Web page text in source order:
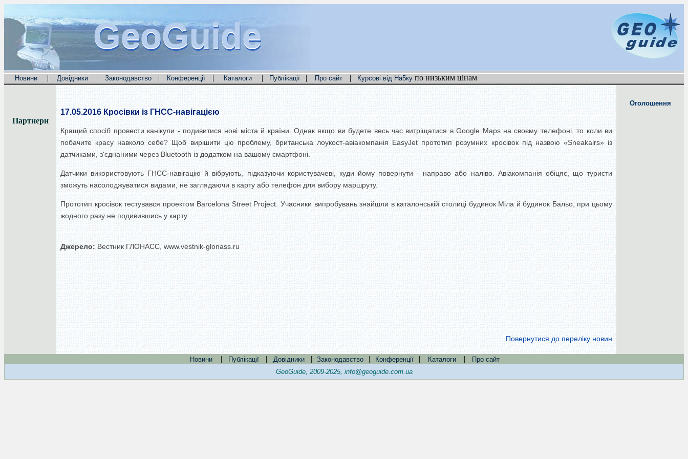
GeoGuide
GeoGuide
GeoGuide
Новини | Довідники | Законодавство | Конференції | Каталоги | Публікації | Про сайт | Курсові від На5ку по низьким цінам
Партнери
17.05.2016 Кросівки із ГНСС-навігацією
Кращий спосіб провести канікули - подивитися нові міста й країни. Однак якщо ви будете весь час витріщатися в Google Maps на своєму телефоні, то коли ви
побачите красу навколо себе? Щоб вирішити цю проблему, британська лоукост-авіакомпанія EasyJet прототип розумних кросівок під назвою «Sneakairs» із
датчиками, з'єднаними через Bluetooth із додатком на вашому смартфоні.
Датчики використовують ГНСС-навігацію й вібрують, підказуючи користувачеві, куди йому повернути - направо або наліво. Авіакомпанія обіцяє, що туристи
зможуть насолоджуватися видами, не заглядаючи в карту або телефон для вибору маршруту.
Прототип кросівок тестувався проектом Barcelona Street Project. Учасники випробувань знайшли в каталонській столиці будинок Міла й будинок Бальо, при цьому
жодного разу не подивившись у карту.
Джерело: Вестник ГЛОНАСС, www.vestnik-glonass.ru
Повернутися до переліку новин
Оголошення
Новини | Публікації | Довідники | Законодавство | Конференції | Каталоги |
Про сайт
GeoGuide, 2009-2025, info@geoguide.com.ua